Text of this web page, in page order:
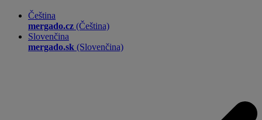
Čeština
mergado.cz (Čeština)
Slovenčina
mergado.sk (Slovenčina)